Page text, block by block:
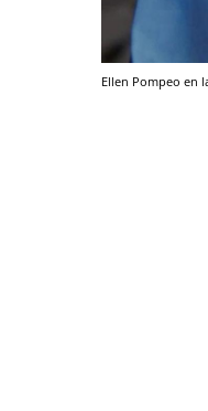
Ellen Pompeo en